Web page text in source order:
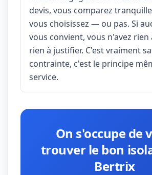
devis, vous comparez
vous choisissez — ou pas. Si
vous convient, vous n'avez rien
rien à justifier. C'est vraiment
contrainte, c'est le principe
service.
On s'occupe de
trouver le bon
Bertrix